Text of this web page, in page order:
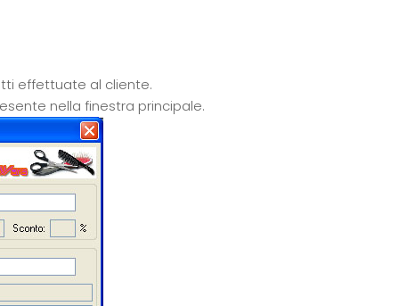
effettuate al cliente.
nella finestra principale.